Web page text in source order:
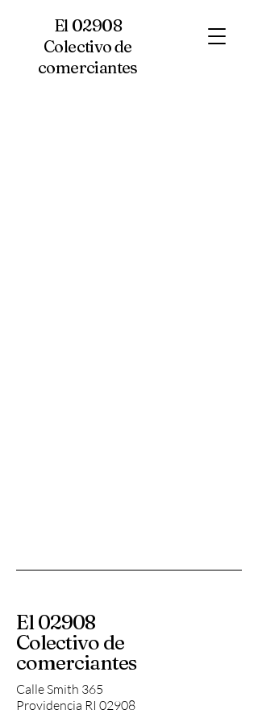
El 02908
Colectivo de
comerciantes
El 02908
Colectivo de
comerciantes
Calle Smith 365
Providencia RI 02908